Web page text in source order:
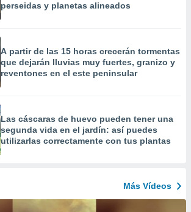
perseidas y planetas alineados
A partir de las 15 horas crecerán tormentas
que dejarán lluvias muy fuertes, granizo y
reventones en el este peninsular
Las cáscaras de huevo pueden tener una
segunda vida en el jardín: así puedes
utilizarlas correctamente con tus plantas
Más Vídeos